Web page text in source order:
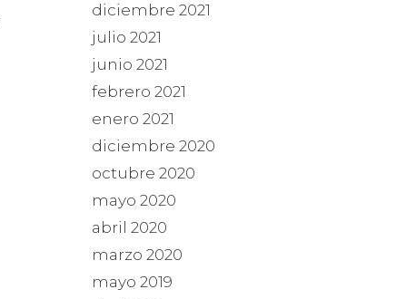
diciembre 2021
julio 2021
junio 2021
febrero 2021
enero 2021
diciembre 2020
octubre 2020
mayo 2020
abril 2020
marzo 2020
mayo 2019